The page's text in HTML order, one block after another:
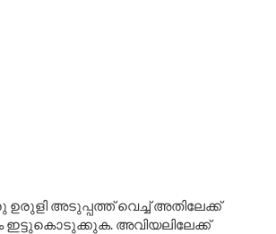
അടുപ്പത്ത് വെച്ച് അതിലേക്ക്
ഇട്ടുകൊടുക്കുക. അവിയലിലേക്ക്